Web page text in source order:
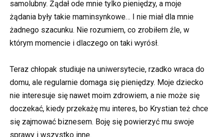
samolubny. Żądał ode mnie tylko pieniędzy, a moje
żądania były takie maminsynkowe… I nie miał dla mnie
żadnego szacunku. Nie rozumiem, co zrobiłem źle, w
którym momencie i dlaczego on taki wyrósł.
Teraz chłopak studiuje na uniwersytecie, rzadko wraca do
domu, ale regularnie domaga się pieniędzy. Moje dziecko
nie interesuje się nawet moim zdrowiem, a nie może się
doczekać, kiedy przekażę mu interes, bo Krystian też chce
się zajmować biznesem. Boję się powierzyć mu swoje
sprawy i wszystko inne.